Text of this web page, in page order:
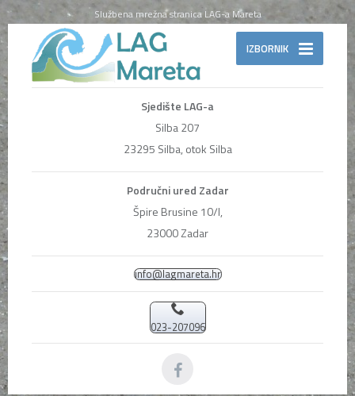
Službena mrežna stranica LAG-a Mareta
IZBORNIK
Sjedište LAG-a
Silba 207
23295 Silba, otok Silba
Područni ured Zadar
Špire Brusine 10/I,
23000 Zadar
info@lagmareta.hr
023-207096